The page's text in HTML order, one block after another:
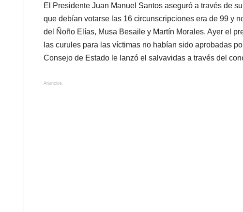
A
p
p
o
o
k
d
I
n
d
s
El Presidente Juan Manuel Santos aseguró a través de
que debían votarse las 16 circunscripciones era de 99 y
del Ñoño Elías, Musa Besaile y Martín Morales. Ayer el
las curules para las víctimas no habían sido aprobadas
Consejo de Estado le lanzó el salvavidas a través del
Anuncios.